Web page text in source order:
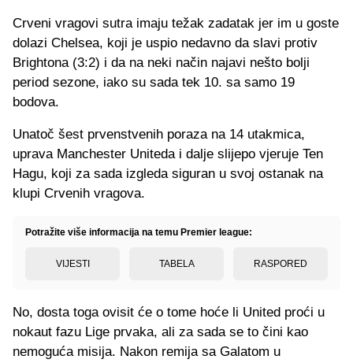
Crveni vragovi sutra imaju težak zadatak jer im u goste
dolazi Chelsea, koji je uspio nedavno da slavi protiv
Brightona (3:2) i da na neki način najavi nešto bolji
period sezone, iako su sada tek 10. sa samo 19
bodova.
Unatoč šest prvenstvenih poraza na 14 utakmica,
uprava Manchester Uniteda i dalje slijepo vjeruje Ten
Hagu, koji za sada izgleda siguran u svoj ostanak na
klupi Crvenih vragova.
Potražite više informacija na temu Premier league:
VIJESTI TABELA RASPORED
No, dosta toga ovisit će o tome hoće li United proći u
nokaut fazu Lige prvaka, ali za sada se to čini kao
nemoguća misija. Nakon remija sa Galatom u